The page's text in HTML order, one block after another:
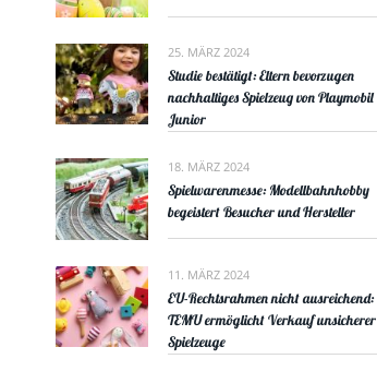
25. MÄRZ 2024
Studie bestätigt: Eltern bevorzugen
nachhaltiges Spielzeug von Playmobil
Junior
18. MÄRZ 2024
Spielwarenmesse: Modellbahnhobby
begeistert Besucher und Hersteller
11. MÄRZ 2024
EU-Rechtsrahmen nicht ausreichend:
TEMU ermöglicht Verkauf unsicherer
Spielzeuge